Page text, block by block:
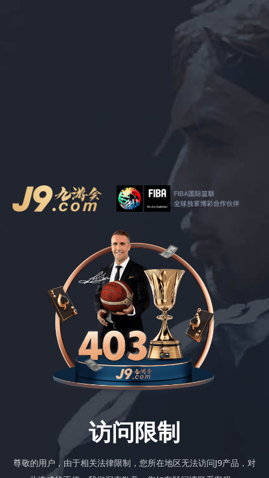
访问限制
尊敬的用户，由于相关法律限制，您所在地区无法访问J9产品，对